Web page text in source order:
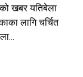
खबर यतिबेला
लागि चर्चित